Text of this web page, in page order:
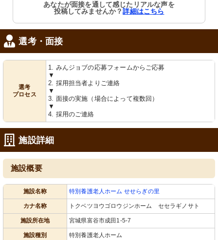
あなたが面接を通して感じたリアルな声を
投稿してみませんか？詳細はこちら
選考・面接
選考
プロセス
1. みんジョブの応募フォームからご応募
▼
2. 採用担当者よりご連絡
▼
3. 面接の実施（場合によって複数回）
▼
4. 採用のご連絡
施設詳細
施設概要
施設名称 特別養護老人ホーム せせらぎの里
カナ名称 トクベツヨウゴロウジンホーム セセラギノサト
施設所在地 宮城県富谷市成田1-5-7
施設種別 特別養護老人ホーム